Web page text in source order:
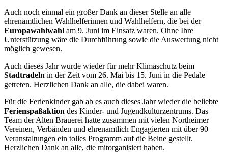
Auch noch einmal ein großer Dank an dieser Stelle an alle
ehrenamtlichen Wahlhelferinnen und Wahlhelfern, die bei der
Europawahlwahl am 9. Juni im Einsatz waren. Ohne Ihre
Unterstützung wäre die Durchführung sowie die Auswertung nicht
möglich gewesen.
Auch dieses Jahr wurde wieder für mehr Klimaschutz beim
Stadtradeln in der Zeit vom 26. Mai bis 15. Juni in die Pedale
getreten. Herzlichen Dank an alle, die dabei waren.
Für die Ferienkinder gab ab es auch dieses Jahr wieder die beliebte
Ferienspaßaktion des Kinder- und Jugendkulturzentrums. Das
Team der Alten Brauerei hatte zusammen mit vielen Northeimer
Vereinen, Verbänden und ehrenamtlich Engagierten mit über 90
Veranstaltungen ein tolles Programm auf die Beine gestellt.
Herzlichen Dank an alle, die mitorganisiert haben.